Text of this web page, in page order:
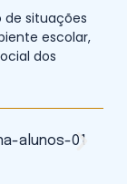
de situações
escolar,
dos